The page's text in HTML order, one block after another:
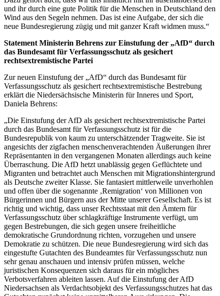
und ihr durch eine gute Politik für die Menschen in Deutschland den
Wind aus den Segeln nehmen. Das ist eine Aufgabe, der sich die
neue Bundesregierung zügig und mit ganzer Kraft widmen muss.“
Statement Ministerin Behrens zur Einstufung der „AfD“ durch
das Bundesamt für Verfassungsschutz als gesichert
rechtsextremistische Partei
Zur neuen Einstufung der „AfD“ durch das Bundesamt für
Verfassungsschutz als gesichert rechtsextremistische Bestrebung
erklärt die Niedersächsische Ministerin für Inneres und Sport,
Daniela Behrens:
„Die Einstufung der AfD als gesichert rechtsextremistische Partei
durch das Bundesamt für Verfassungsschutz ist für die
Bundesrepublik von kaum zu unterschätzender Tragweite. Sie ist
angesichts der zigfachen menschenverachtenden Äußerungen ihrer
Repräsentanten in den vergangenen Monaten allerdings auch keine
Überraschung. Die AfD hetzt unablässig gegen Geflüchtete und
Migranten und betrachtet auch Menschen mit Migrationshintergrund
als Deutsche zweiter Klasse. Sie fantasiert mittlerweile unverhohlen
und offen über die sogenannte ‚Remigration‘ von Millionen von
Bürgerinnen und Bürgern aus der Mitte unserer Gesellschaft. Es ist
richtig und wichtig, dass unser Rechtsstaat mit den Ämtern für
Verfassungsschutz über schlagkräftige Instrumente verfügt, um
gegen Bestrebungen, die sich gegen unsere freiheitliche
demokratische Grundordnung richten, vorzugehen und unsere
Demokratie zu schützen. Die neue Bundesregierung wird sich das
eingestufte Gutachten des Bundeamtes für Verfassungsschutz nun
sehr genau anschauen und intensiv prüfen müssen, welche
juristischen Konsequenzen sich daraus für ein mögliches
Verbotsverfahren ableiten lassen. Auf die Einstufung der AfD
Niedersachsen als Verdachtsobjekt des Verfassungsschutzes hat das